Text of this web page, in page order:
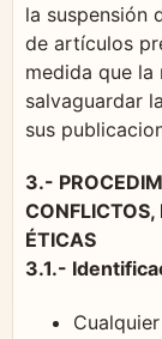
la suspensión
de artículos
medida que
salvaguardar
sus
3.-
ÉTICAS
3.1.-